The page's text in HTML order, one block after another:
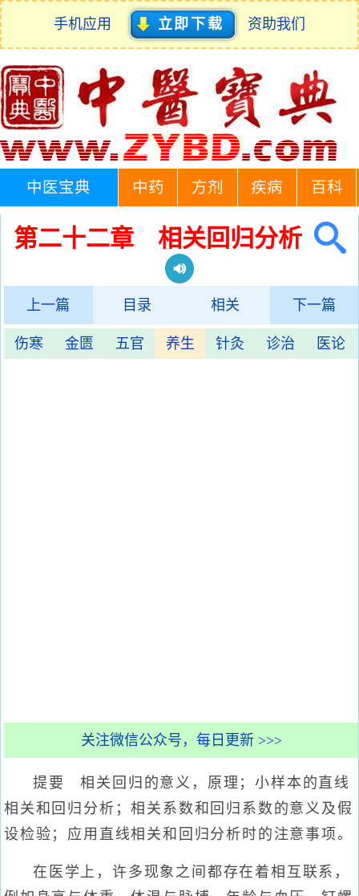
手机应用 立即下载 资助我们
中医宝典 中药 方剂 疾病 百科
第二十二章 相关回归分析
上一篇 目录 相关 下一篇
伤寒 金匮 五官 养生 针灸 诊治 医论
关注微信公众号，每日更新 >>>
提要 相关回归的意义，原理；小样本的直线
相关和回归分析；相关系数和回归系数的意义及假
设检验；应用直线相关和回归分析时的注意事项。
在医学上，许多现象之间都存在着相互联系，